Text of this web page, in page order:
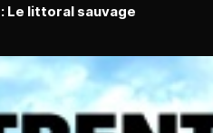
Le littoral sauvage